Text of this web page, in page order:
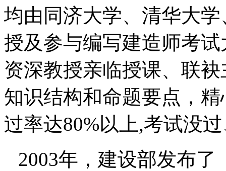
均由 同济大学、清华大
授及参与编写建造师考
资深教授亲临授课、 联袂
知识结构和命题要点，
过率达80%以上,考试没
2003年，建设部发布了